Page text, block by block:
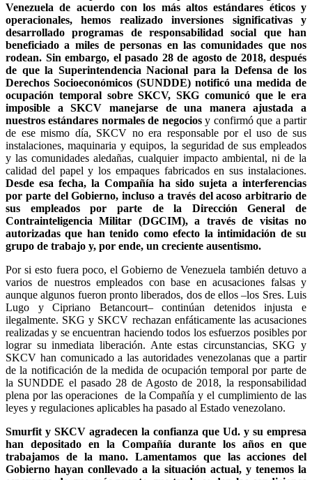
Venezuela de acuerdo con los más altos estándares éticos y
operacionales, hemos realizado inversiones significativas y
desarrollado programas de responsabilidad social que han
beneficiado a miles de personas en las comunidades que nos
rodean. Sin embargo, el pasado 28 de agosto de 2018, después
de que la Superintendencia Nacional para la Defensa de los
Derechos Socioeconómicos (SUNDDE) notificó una medida de
ocupación temporal sobre SKCV, SKG comunicó que le era
imposible a SKCV manejarse de una manera ajustada a
nuestros estándares normales de negociosy confirmó que a partir
de ese mismo día, SKCV no era responsable por el uso de sus
instalaciones, maquinaria y equipos, la seguridad de sus empleados
y las comunidades aledañas, cualquier impacto ambiental, ni de la
calidad del papel y los empaques fabricados en sus instalaciones.
Desde esa fecha, la Compañía ha sido sujeta a interferencias
por parte del Gobierno, incluso a través del acoso arbitrario de
sus empleados por parte de la Dirección General de
Contrainteligencia Militar (DGCIM), a través de visitas no
autorizadas que han tenido como efecto la intimidación de su
grupo de trabajo y, por ende, un creciente ausentismo.
Por si esto fuera poco, el Gobierno de Venezuela también detuvo a
varios de nuestros empleados con base en acusaciones falsas y
aunque algunos fueron pronto liberados, dos de ellos –los Sres. Luis
Lugo y Cipriano Betancourt– continúan detenidos injusta e
ilegalmente. SKG y SKCV rechazan enfáticamente las acusaciones
realizadas y se encuentran haciendo todos los esfuerzos posibles por
lograr su inmediata liberación. Ante estas circunstancias, SKG y
SKCV han comunicado a las autoridades venezolanas que a partir
de la notificación de la medida de ocupación temporal por parte de
la SUNDDE el pasado 28 de Agosto de 2018, la responsabilidad
plena por las operaciones de la Compañía y el cumplimiento de las
leyes y regulaciones aplicables ha pasado al Estado venezolano.
Smurfit y SKCV agradecen la confianza que Ud. y su empresa
han depositado en la Compañía durante los años en que
trabajamos de la mano. Lamentamos que las acciones del
Gobierno hayan conllevado a la situación actual, y tenemos la